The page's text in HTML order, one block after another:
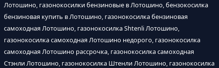
Лотошино, газонокосилки бензиновые в Лотошино, бензокосилка
бензиновая купить в Лотошино, газонокосилка бензиновая
самоходная Лотошино, газонокосилка Shtenli Лотошино,
газонокосилка самоходная Лотошино недорого, газонокосилка
самоходная Лотошино рассрочка, газонокосилка самоходная
Стэнли Лотошино, газонокосилка Штенли Лотошино, газонокосилка